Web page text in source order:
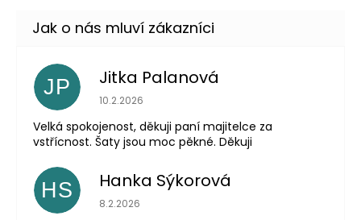
JP Jitka Palanová
Hodnocení obchodu je 5 z 5 hvězdiček.
10.2.2026
Velká spokojenost, děkuji paní majitelce za
vstřícnost. Šaty jsou moc pěkné. Děkuji
HS Hanka Sýkorová
Hodnocení obchodu je 5 z 5 hvězdiček.
8.2.2026